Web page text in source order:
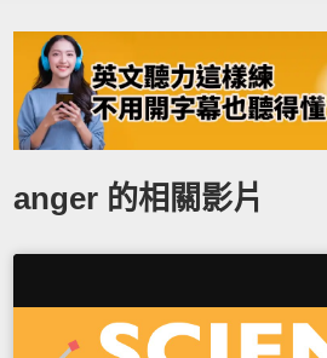
anger 的相關影片